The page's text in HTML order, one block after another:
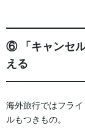
⑥ 「キャンセ
える
海外旅行ではフラ
ルもつきもの。